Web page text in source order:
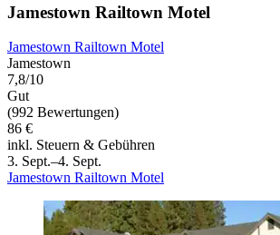
Jamestown Railtown Motel
Jamestown Railtown Motel
Jamestown
7,8/10
Gut
(992 Bewertungen)
86 €
inkl. Steuern & Gebühren
3. Sept.–4. Sept.
Jamestown Railtown Motel